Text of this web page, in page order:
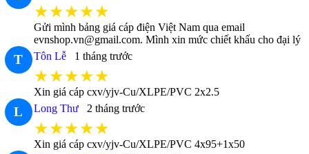
★★★★★
Gửi mình bảng giá cáp điện Việt Nam qua email
evnshop.vn@gmail.com. Mình xin mức chiết khấu cho đại lý
T Tôn Lễ 1 tháng trước
★★★★★
Xin giá cáp cxv/yjv-Cu/XLPE/PVC 2x2.5
L Long Thư 2 tháng trước
★★★★★
Xin giá cáp cxv/yjv-Cu/XLPE/PVC 4x95+1x50